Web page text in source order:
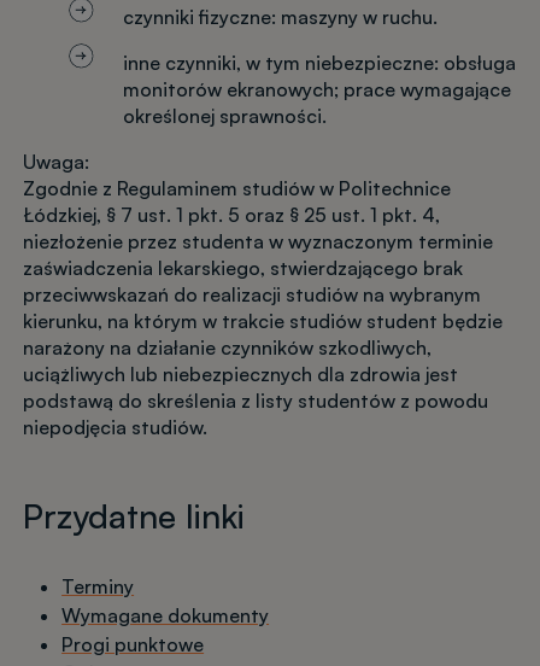
czynniki fizyczne: maszyny w ruchu.
inne czynniki, w tym niebezpieczne: obsługa
monitorów ekranowych; prace wymagające
określonej sprawności.
Uwaga:
Zgodnie z Regulaminem studiów w Politechnice
Łódzkiej, § 7 ust. 1 pkt. 5 oraz § 25 ust. 1 pkt. 4,
niezłożenie przez studenta w wyznaczonym terminie
zaświadczenia lekarskiego, stwierdzającego brak
przeciwwskazań do realizacji studiów na wybranym
kierunku, na którym w trakcie studiów student będzie
narażony na działanie czynników szkodliwych,
uciążliwych lub niebezpiecznych dla zdrowia jest
podstawą do skreślenia z listy studentów z powodu
niepodjęcia studiów.
Przydatne linki
Terminy
Wymagane dokumenty
Progi punktowe